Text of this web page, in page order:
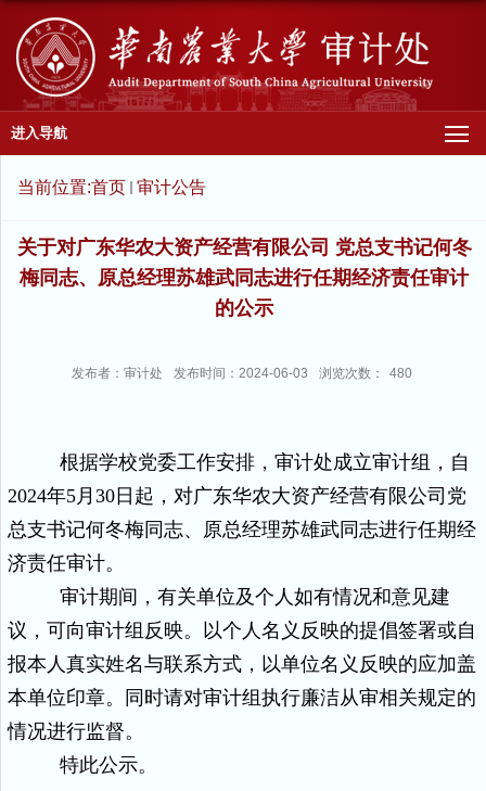
进入导航
当前位置:首页 审计公告
关于对广东华农大资产经营有限公司 党总支书记何冬
梅同志、原总经理苏雄武同志进行任期经济责任审计
的公示
发布者：审计处 发布时间：2024-06-03 浏览次数： 480
根据学校党委工作安排，审计处成立审计组，自
2024年5月 30 日起，对广东华农大资产经营有限公司党
总支书记何冬梅同志、原总经理苏雄武同志进行任期经
济责任审计。
审计期间，有关单位及个人如有情况和意见建
议，可向审计组反映。以个人名义反映的提倡签署或自
报本人真实姓名与联系方式，以单位名义反映的应加盖
本单位印章。同时请对审计组执行廉洁从审相关规定的
情况进行监督。
特此公示。